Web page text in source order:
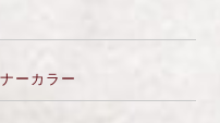
ーカラー